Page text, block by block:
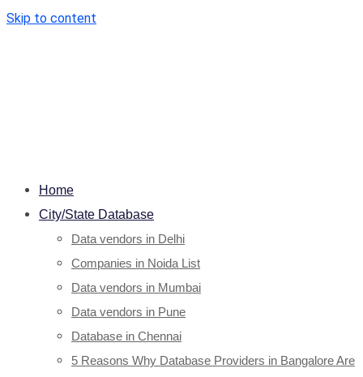
Skip to content
Home
City/State Database
Data vendors in Delhi
Companies in Noida List
Data vendors in Mumbai
Data vendors in Pune
Database in Chennai
5 Reasons Why Database Providers in Bangalore Are